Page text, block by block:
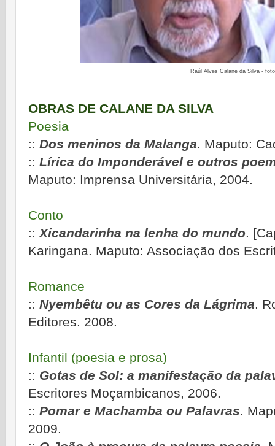
Raúl Alves Calane da Silva -
OBRAS DE CALANE DA SILVA
Poesia
:: Dos meninos da Malanga. Maputo:
:: Lírica do Imponderável e outros
Maputo: Imprensa Universitária, 2004.
Conto
::Xicandarinha na lenha do mundo. [
Karingana. Maputo: Associação dos
Romance
:: Nyembêtu ou as Cores da Lágrima.
Editores. 2008.
Infantil (poesia e prosa)
:: Gotas de Sol: a manifestação da
Escritores Moçambicanos, 2006.
:: Pomar e Machamba ou Palavras.
2009.